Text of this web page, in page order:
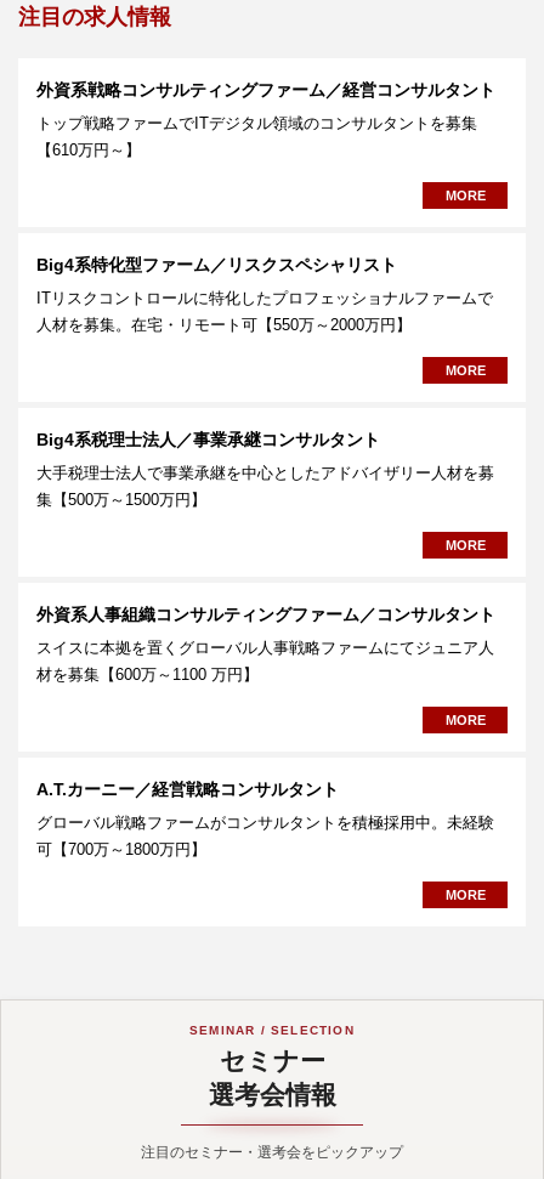
注目の求人情報
外資系戦略コンサルティングファーム／経営コンサルタント
トップ戦略ファームでITデジタル領域のコンサルタントを募集
【610万円～】
MORE
Big4系特化型ファーム／リスクスペシャリスト
ITリスクコントロールに特化したプロフェッショナルファームで
人材を募集。在宅・リモート可【550万～2000万円】
MORE
Big4系税理士法人／事業承継コンサルタント
大手税理士法人で事業承継を中心としたアドバイザリー人材を募
集【500万～1500万円】
MORE
外資系人事組織コンサルティングファーム／コンサルタント
スイスに本拠を置くグローバル人事戦略ファームにてジュニア人
材を募集【600万～1100 万円】
MORE
A.T.カーニー／経営戦略コンサルタント
グローバル戦略ファームがコンサルタントを積極採用中。未経験
可【700万～1800万円】
MORE
SEMINAR / SELECTION
セミナー
選考会情報
注目のセミナー・選考会をピックアップ